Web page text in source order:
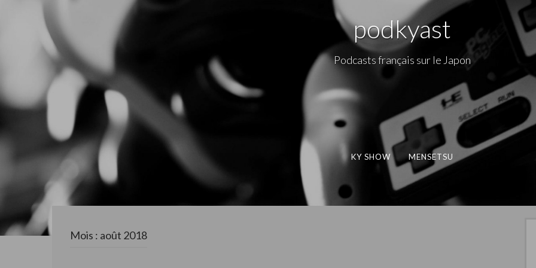
podkyast
Podcasts français sur le Japon
KY SHOW MENSETSU
Mois : août 2018